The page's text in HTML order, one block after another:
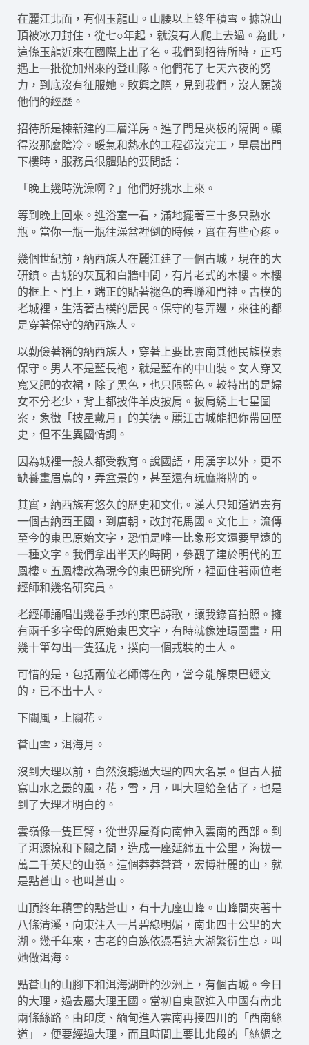
在麗江北面，有個玉龍山。山腰以上終年積雪。據說山
頂被冰刀封住，從七○年起，就沒有人爬上去過。為此，
這條玉龍近來在國際上出了名。我們到招待所時，正巧
遇上一批從加州來的登山隊。他們花了七天六夜的努
力，到底沒有征服她。敗興之際，見到我們，沒人願談
他們的經歷。
招待所是棟新建的二層洋房。進了門是夾板的隔間。顯
得沒那麼陰冷。暖氣和熱水的工程都沒完工，早晨出門
下樓時，服務員很體貼的要問話：
「晚上幾時洗澡啊？」他們好挑水上來。
等到晚上回來。進浴室一看，滿地擺著三十多只熱水
瓶。當你一瓶一瓶往澡盆裡倒的時候，實在有些心疼。
幾個世紀前，納西族人在麗江建了一個古城，現在的大
研鎮。古城的灰瓦和白牆中間，有片老式的木樓。木樓
的框上、門上，端正的貼著褪色的春聯和門神。古樸的
老城裡，生活著古樸的居民。保守的巷弄邊，來往的都
是穿著保守的納西族人。
以勤儉著稱的納西族人，穿著上要比雲南其他民族樸素
保守。男人不是藍長袍，就是藍布的中山裝。女人穿又
寬又肥的衣裙，除了黑色，也只限藍色。較特出的是婦
女不分老少，背上都披件羊皮披肩。披肩綉上七星圖
案，象徵「披星戴月」的美德。麗江古城能把你帶回歷
史，但不生異國情調。
因為城裡一般人都受教育。說國語，用漢字以外，更不
缺養畫眉鳥的，弄盆景的，甚至還有玩麻將牌的。
其實，納西族有悠久的歷史和文化。漢人只知道過去有
一個古納西王國，到唐朝，改封花馬國。文化上，流傳
至今的東巴原始文字，恐怕是唯一比象形文還要早遠的
一種文字。我們拿出半天的時間，參觀了建於明代的五
鳳樓。五鳳樓改為現今的東巴研究所，裡面住著兩位老
經師和幾名研究員。
老經師誦唱出幾卷手抄的東巴詩歌，讓我錄音拍照。擁
有兩千多字母的原始東巴文字，有時就像連環圖畫，用
幾十筆勾出一隻猛虎，撲向一個戎裝的土人。
可惜的是，包括兩位老師傅在內，當今能解東巴經文
的，已不出十人。
下關風，上關花。
蒼山雪，洱海月。
沒到大理以前，自然沒聽過大理的四大名景。但古人描
寫山水之最的風，花，雪，月，叫大理給全佔了，也是
到了大理才明白的。
雲嶺像一隻巨臂，從世界屋脊向南伸入雲南的西部。到
了洱源掠和下關之間，造成一座延綿五十公里，海拔一
萬二千英尺的山嶺。這個莽莽蒼蒼，宏博壯麗的山，就
是點蒼山。也叫蒼山。
山頂終年積雪的點蒼山，有十九座山峰。山峰間夾著十
八條清溪，向東注入一片碧綠明媚，南北四十公里的大
湖。幾千年來，古老的白族依憑看這大湖繁衍生息，叫
她做洱海。
點蒼山的山腳下和洱海湖畔的沙洲上，有個古城。今日
的大理，過去屬大理王國。當初自東歐進入中國有南北
兩條絲路。由印度、緬甸進入雲南再接四川的「西南絲
道」，便要經過大理，而且時間上要比北段的「絲綢之